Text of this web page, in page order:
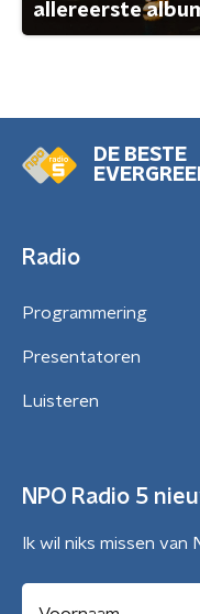
allereerste
DE BESTE
Radio
Programmering
Presentatoren
Luisteren
NPO Radio 5
Ik wil niks missen van